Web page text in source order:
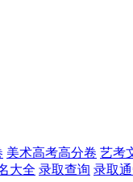
美术高考高分卷 艺考
大全 录取查询 录取